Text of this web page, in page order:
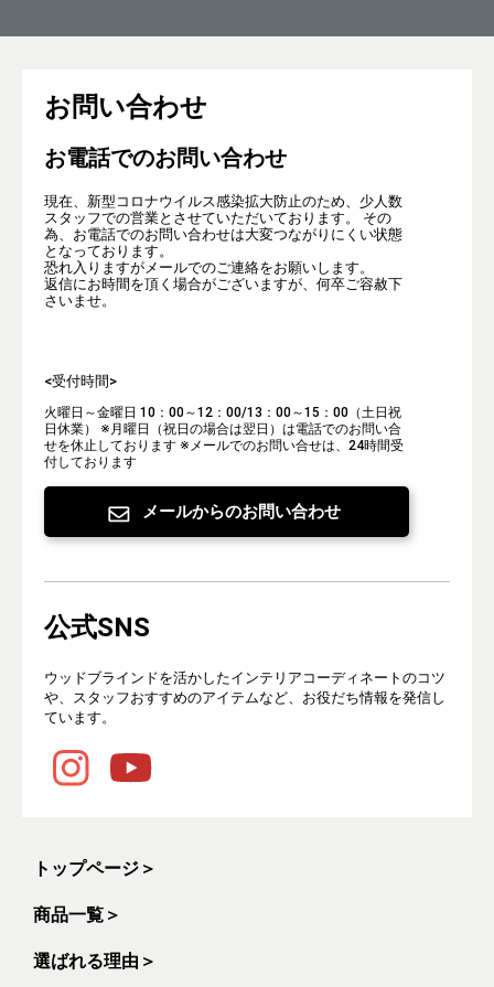
お問い合わせ
お電話でのお問い合わせ
現在、新型コロナウイルス感染拡大防止のため、少人数
スタッフでの営業とさせていただいております。 その
為、お電話でのお問い合わせは大変つながりにくい状態
となっております。
恐れ入りますがメールでのご連絡をお願いします。
返信にお時間を頂く場合がございますが、何卒ご容赦下
さいませ。
<受付時間>
火曜日～金曜日 10：00～12：00/13：00～15：00（土日祝
日休業）
※月曜日（祝日の場合は翌日）は電話でのお問い合
せを休止しております ※メールでのお問い合せは、24時間受
付しております
メールからのお問い合わせ
公式SNS
ウッドブラインドを活かしたインテリアコーディネートのコツ
や、スタッフおすすめのアイテムなど、お役だち情報を発信し
ています。
トップページ ＞
商品一覧 ＞
選ばれる理由 ＞